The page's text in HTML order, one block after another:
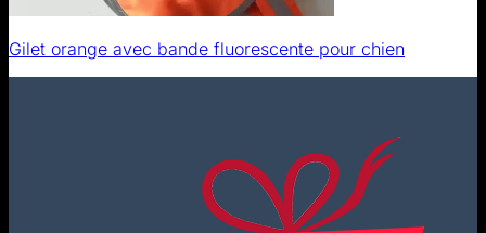
Gilet orange avec bande fluorescente pour chien